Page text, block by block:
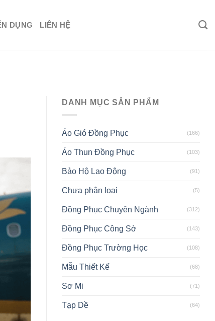
DỤNG LIÊN HỆ
DANH MỤC SẢN PHẨM
Áo Gió Đồng Phục (166)
Áo Thun Đồng Phục (103)
Bảo Hộ Lao Động (91)
Chưa phân loại (5)
Đồng Phục Chuyên Ngành (312)
Đồng Phục Công Sở (143)
Đồng Phục Trường Học (108)
Mẫu Thiết Kế (68)
Sơ Mi (71)
Tạp Dề (64)